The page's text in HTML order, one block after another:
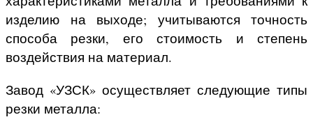
изделию на выходе; учитываются точность
способа резки, его стоимость и степень
воздействия на материал.
Завод «УЗСК» осуществляет следующие типы
резки металла: